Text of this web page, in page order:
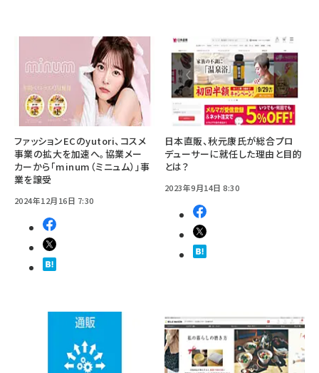
ファッションECのyutori、コスメ
事業の拡大を加速へ。協業メー
カーから「minum（ミニュム）」事
業を譲受
2024年12月16日 7:30
日本直販、秋元康氏が総合プロ
デューサーに就任した理由と目的
とは？
2023年9月14日 8:30